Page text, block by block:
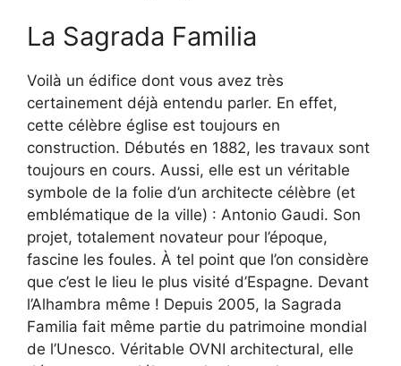
La Sagrada Familia
Voilà un édifice dont vous avez très
certainement déjà entendu parler. En effet,
cette célèbre église est toujours en
construction. Débutés en 1882, les travaux sont
toujours en cours. Aussi, elle est un véritable
symbole de la folie d’un architecte célèbre (et
emblématique de la ville) : Antonio Gaudi. Son
projet, totalement novateur pour l’époque,
fascine les foules. À tel point que l’on considère
que c’est le lieu le plus visité d’Espagne. Devant
l’Alhambra même ! Depuis 2005, la Sagrada
Familia fait même partie du patrimoine mondial
de l’Unesco. Véritable OVNI architectural, elle